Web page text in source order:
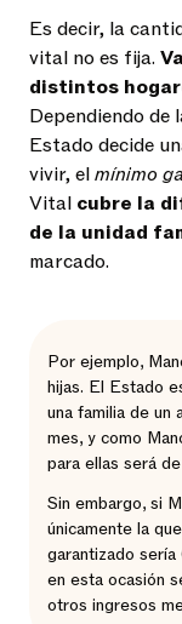
Es decir, la
vital no es fija.
distintos
Dependiendo de
Estado decide
vivir, elmínimo
Vital cubre la
de la unidad
marcado.
Por ejemplo,
hijas. El Estado
una familia de
mes, y como
para ellas será
Sin embargo, si
únicamente la
garantizado
en esta ocasión
otros ingresos